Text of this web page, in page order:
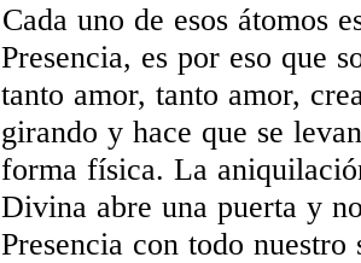
Cada uno de esos átomos
Presencia, es por eso que
tanto amor, tanto amor,
girando y hace que se
forma física. La
Divina abre una puerta y
Presencia con todo